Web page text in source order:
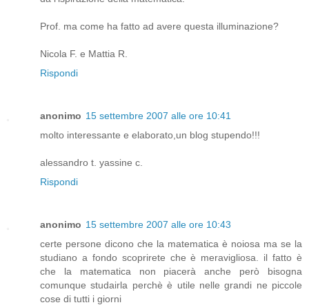
Prof. ma come ha fatto ad avere questa illuminazione?
Nicola F. e Mattia R.
Rispondi
anonimo 15 settembre 2007 alle ore 10:41
molto interessante e elaborato,un blog stupendo!!!
alessandro t. yassine c.
Rispondi
anonimo 15 settembre 2007 alle ore 10:43
certe persone dicono che la matematica è noiosa ma se la
studiano a fondo scoprirete che è meravigliosa. il fatto è
che la matematica non piacerà anche però bisogna
comunque studairla perchè è utile nelle grandi ne piccole
cose di tutti i giorni